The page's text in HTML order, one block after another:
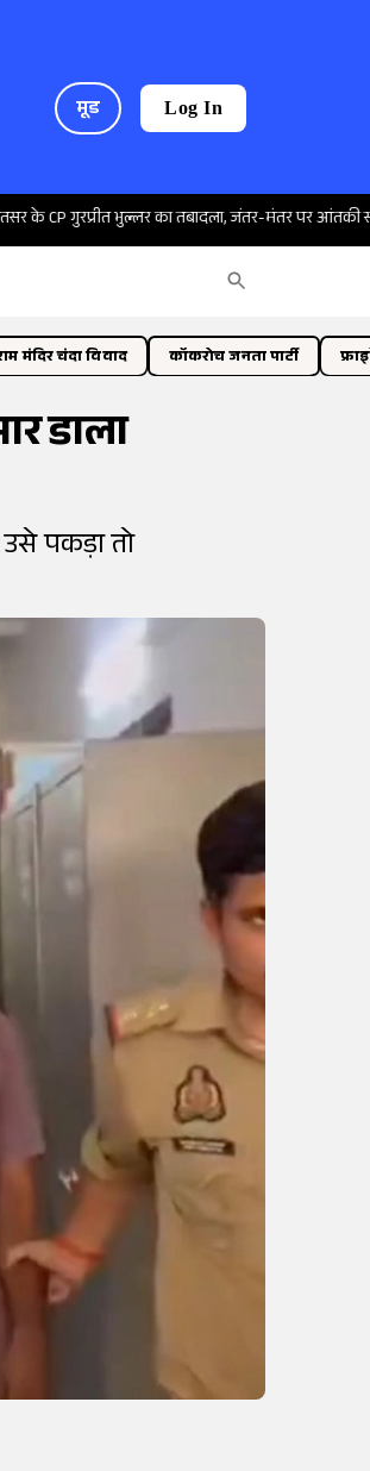
मूड Log In
भुल्लर का तबादला, जंतर-मंतर पर आंतकी साजिश का
मंदिर चंदा विवाद कॉकरोच जनता पार्टी
डाला
पकड़ा तो